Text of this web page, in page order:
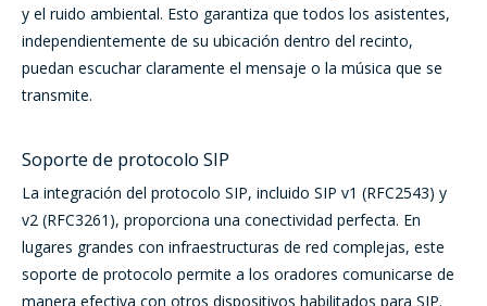
y el ruido ambiental. Esto garantiza que todos los asistentes,
independientemente de su ubicación dentro del recinto,
puedan escuchar claramente el mensaje o la música que se
transmite.
Soporte de protocolo SIP
La integración del protocolo SIP, incluido SIP v1 (RFC2543) y
v2 (RFC3261), proporciona una conectividad perfecta. En
lugares grandes con infraestructuras de red complejas, este
soporte de protocolo permite a los oradores comunicarse de
manera efectiva con otros dispositivos habilitados para SIP.